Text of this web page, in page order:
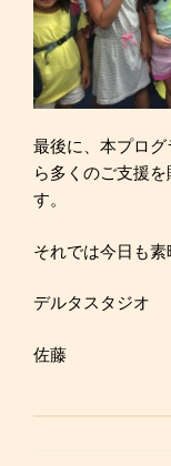
最後に、本プロ
ら多くのご支援
す。
それでは今日も素
デルタスタジオ
佐藤